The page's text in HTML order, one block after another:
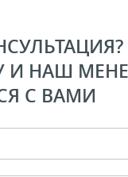
И НАШ
С ВАМИ